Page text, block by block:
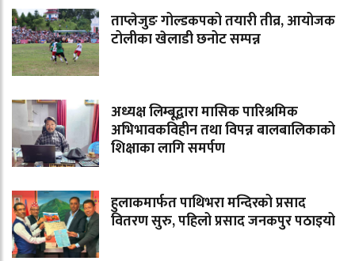
ताप्लेजुङ गोल्डकपको तयारी तीव्र, आयोजक
टोलीका खेलाडी छनोट सम्पन्न
अध्यक्ष लिम्बूद्वारा मासिक पारिश्रमिक
अभिभावकविहीन तथा विपन्न बालबालिकाको
शिक्षाका लागि समर्पण
हुलाकमार्फत पाथिभरा मन्दिरको प्रसाद
वितरण सुरु, पहिलो प्रसाद जनकपुर पठाइयो